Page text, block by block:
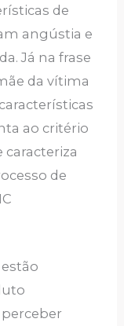
de
angústia e
Já na frase
da vítima
ao critério
caracteriza
de